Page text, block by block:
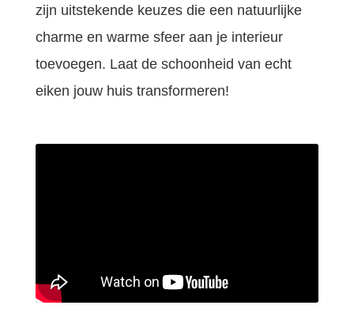
zijn uitstekende keuzes die een natuurlijke
charme en warme sfeer aan je interieur
toevoegen. Laat de schoonheid van echt
eiken jouw huis transformeren!